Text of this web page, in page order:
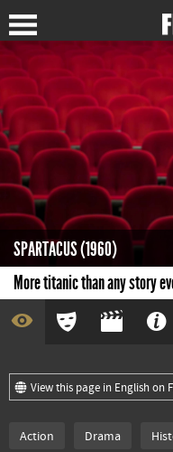
SPARTACUS (1960)
More titanic than any story
View this page in English on
Action Drama